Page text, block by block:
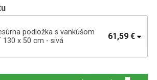
podložka s vankúšom
130 x 50 cm - sivá
61,59 €
- oranžová